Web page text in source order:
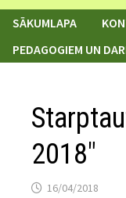
SĀKUMLAPA
PEDAGOGIEM UN
2018″
16/04/2018